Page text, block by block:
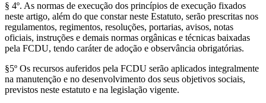
§ 4º. As normas de execução dos princípios de execução fixados
neste artigo, além do que constar neste Estatuto, serão prescritas nos
regulamentos, regimentos, resoluções, portarias, avisos, notas
oficiais, instruções e demais normas orgânicas e técnicas baixadas
pela FCDU, tendo caráter de adoção e observância obrigatórias.
§5º Os recursos auferidos pela FCDU serão aplicados integralmente
na manutenção e no desenvolvimento dos seus objetivos sociais,
previstos neste estatuto e na legislação vigente.